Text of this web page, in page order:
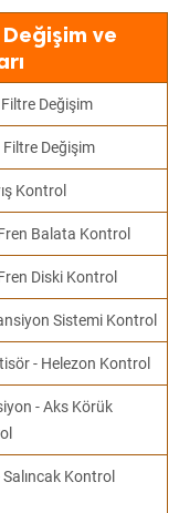
ve
Değişim
Filtre Değişim
Kontrol
Balata Kontrol
Diski Kontrol
Sistemi Kontrol
- Helezon Kontrol
- Aks Körük
Salıncak Kontrol